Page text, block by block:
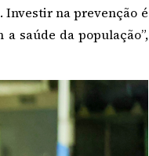
Investir na prevenção é
saúde da população”,